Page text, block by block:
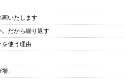
画いたします
だから繰り返す
使う理由
」